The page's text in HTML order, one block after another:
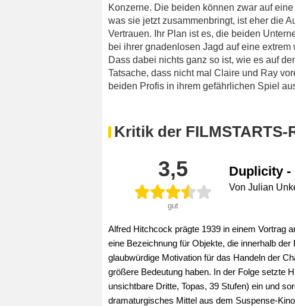
Konzerne. Die beiden können zwar auf
was sie jetzt zusammenbringt, ist eher die
Vertrauen. Ihr Plan ist es, die beiden
bei ihrer gnadenlosen Jagd auf eine
Dass dabei nichts ganz so ist, wie es auf
Tatsache, dass nicht mal Claire und Ray
beiden Profis in ihrem gefährlichen Spiel
Kritik der FILMSTARTS-
3,5
gut
Duplicity -
Von Julian
Alfred Hitchcock prägte 1939 in einem Vortrag
eine Bezeichnung für Objekte, die innerhalb
glaubwürdige Motivation für das Handeln der
größere Bedeutung haben. In der Folge setzte
unsichtbare Dritte, Topas, 39 Stufen) ein und
dramaturgisches Mittel aus dem Suspense-